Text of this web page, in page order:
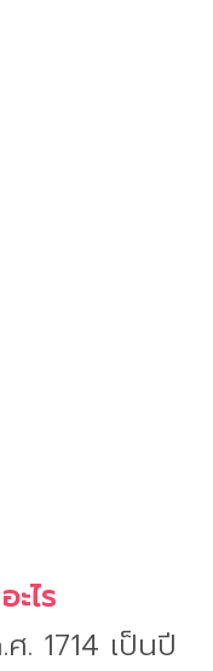
ไร
. 1714 เป็นปี